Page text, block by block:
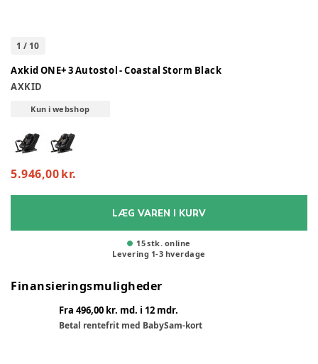
1 / 10
Axkid ONE+ 3 Autostol - Coastal Storm Black
AXKID
Kun i webshop
5.946,00 kr.
LÆG VAREN I KURV
15 stk. online
Levering 1-3 hverdage
Finansieringsmuligheder
Fra 496,00 kr. md. i 12 mdr.
Betal rentefrit med BabySam-kort